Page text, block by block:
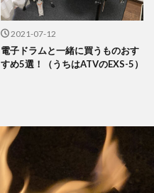
2021-07-12
電子ドラムと一緒に買うものおす
すめ5選！（うちはATVのEXS-5）